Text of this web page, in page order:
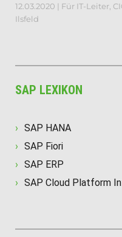
12.03.2020 | Für IT-Leiter,
Ilsfeld
SAP LEXIKON
SAP HANA
SAP Fiori
SAP ERP
SAP Cloud Platform